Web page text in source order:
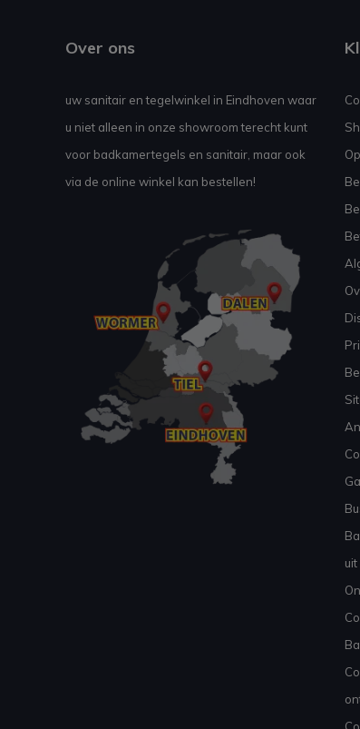
Over ons
uw sanitair en tegelwinkel in Eindhoven waar
u niet alleen in onze showroom terecht kunt
voor badkamertegels en sanitair, maar ook
via de online winkel kan bestellen!